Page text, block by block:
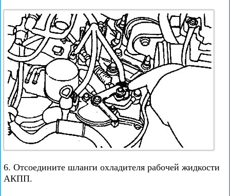
6. Отсоедините шланги охладителя рабочей жидкости
АКПП.